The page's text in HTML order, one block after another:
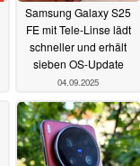
Samsung Galaxy S25
FE mit Tele-Linse lädt
schneller und erhält
sieben OS-Update
04.09.2025